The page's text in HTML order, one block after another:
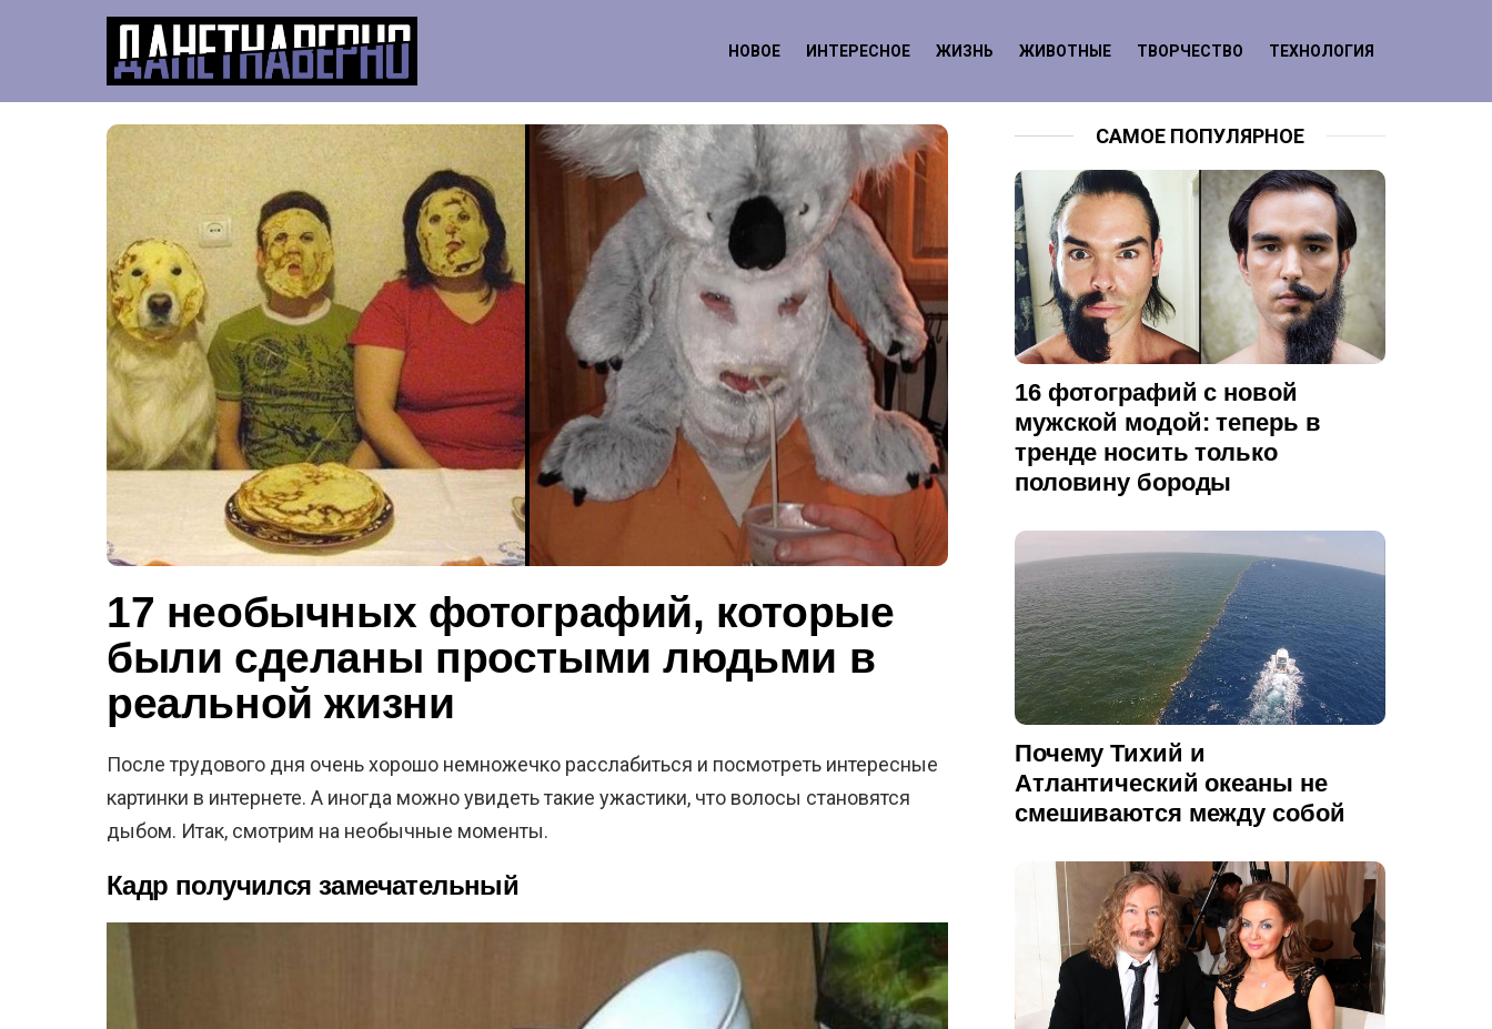
НОВОЕ ИНТЕРЕСНОЕ ЖИЗНЬ ЖИВОТНЫЕ ТВОРЧЕСТВО ТЕХНОЛОГИЯ
17 необычных фотографий, которые
были сделаны простыми людьми в
реальной жизни
После трудового дня очень хорошо немножечко расслабиться и посмотреть интересные
картинки в интернете. А иногда можно увидеть такие ужастики, что волосы становятся
дыбом. Итак, смотрим на необычные моменты.
Кадр получился замечательный
САМОЕ ПОПУЛЯРНОЕ
16 фотографий с новой
мужской модой: теперь в
тренде носить только
половину бороды
Почему Тихий и
Атлантический океаны не
смешиваются между собой